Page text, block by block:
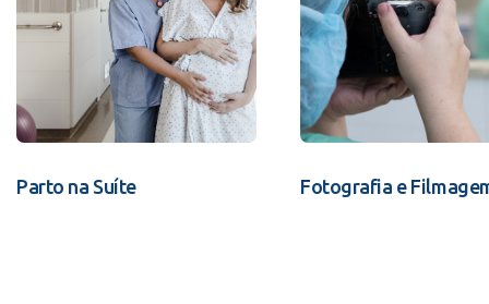
Parto na Suíte Fotografia e